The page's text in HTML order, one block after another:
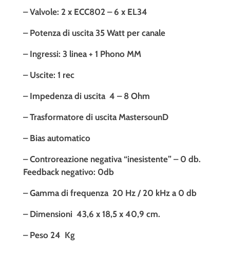
– Valvole: 2 x ECC802 – 6 x EL34
– Potenza di uscita 35 Watt per canale
– Ingressi: 3 linea + 1 Phono MM
– Uscite: 1 rec
– Impedenza di uscita 4 – 8 Ohm
– Trasformatore di uscita MastersounD
– Bias automatico
– Controreazione negativa “inesistente” – 0 db.
Feedback negativo: 0db
– Gamma di frequenza 20 Hz / 20 kHz a 0 db
– Dimensioni 43,6 x 18,5 x 40,9 cm.
– Peso 24 Kg